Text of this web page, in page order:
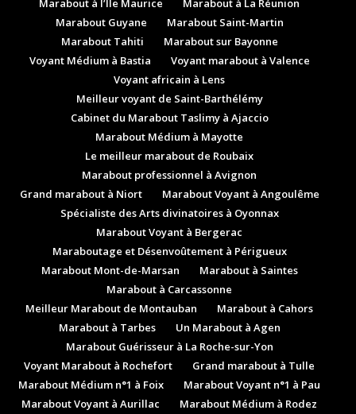
Marabout Guyane
Marabout Saint-Martin
Marabout Tahiti
Marabout sur Bayonne
Voyant Médium à Bastia
Voyant marabout à Valence
Voyant africain à Lens
Meilleur voyant de Saint-Barthélémy
Cabinet du Marabout Taslimy à Ajaccio
Marabout Médium à Mayotte
Le meilleur marabout de Roubaix
Marabout professionnel à Avignon
Grand marabout à Niort
Marabout Voyant à Angoulême
Spécialiste des Arts divinatoires à Oyonnax
Marabout Voyant à Bergerac
Maraboutage et Désenvoûtement à Périgueux
Marabout Mont-de-Marsan
Marabout à Saintes
Marabout à Carcassonne
Meilleur Marabout de Montauban
Marabout à Cahors
Marabout à Tarbes
Un Marabout à Agen
Marabout Guérisseur à La Roche-sur-Yon
Voyant Marabout à Rochefort
Grand marabout à Tulle
Marabout Médium n°1 à Foix
Marabout Voyant n°1 à Pau
Marabout Voyant à Aurillac
Marabout Médium à Rodez